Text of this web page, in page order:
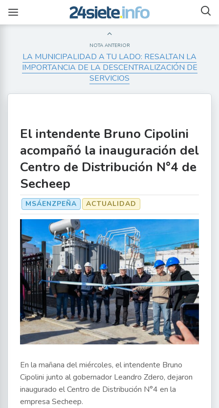
NOTA ANTERIOR
LA MUNICIPALIDAD A TU LADO: RESALTAN LA
IMPORTANCIA DE LA DESCENTRALIZACIÓN DE
SERVICIOS
El intendente Bruno Cipolini
acompañó la inauguración del
Centro de Distribución N°4 de
Secheep
MSÁENZPEÑA ACTUALIDAD
En la mañana del miércoles, el intendente Bruno
Cipolini junto al gobernador Leandro Zdero, dejaron
inaugurado el Centro de Distribución N°4 en la
empresa Secheep.